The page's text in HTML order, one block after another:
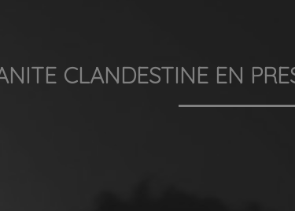
CLANDESTINE EN